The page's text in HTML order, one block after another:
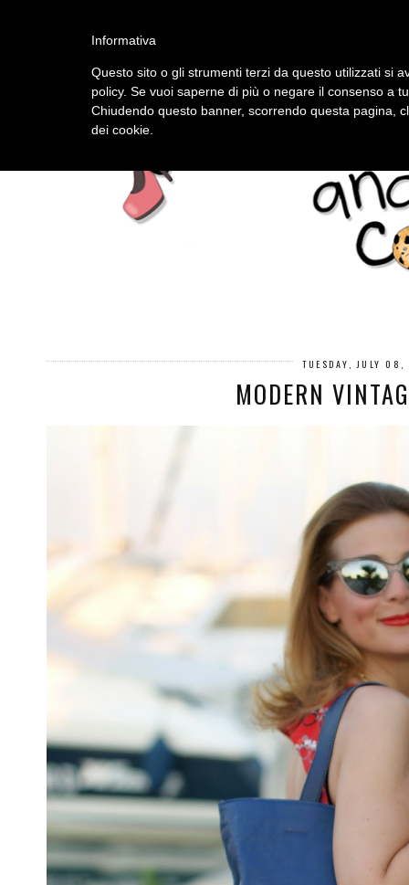
TUESDAY, JULY
MODERN
Informativa
Questo sito o gli strumenti terzi da questo utilizzati si
policy. Se vuoi saperne di più o negare il consenso a
Chiudendo questo banner, scorrendo questa pagina,
dei cookie.